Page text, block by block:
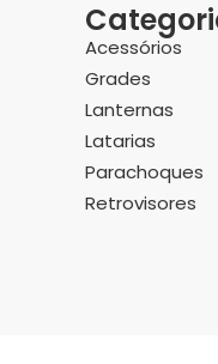
Acessórios
Grades
Lanternas
Latarias
Parachoques
Retrovisores